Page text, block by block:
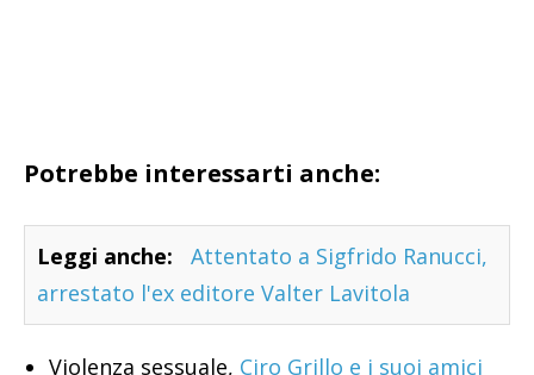
Potrebbe interessarti anche:
Leggi anche:
Attentato a Sigfrido Ranucci,
arrestato l'ex editore Valter Lavitola
Violenza sessuale, Ciro Grillo e i suoi amici